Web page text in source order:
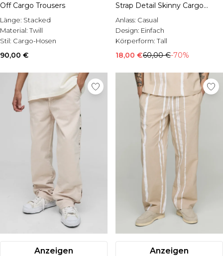
Off Cargo Trousers
Länge: Stacked
Material:Twill
Stil: Cargo-Hosen
90,00 €
Strap Detail Skinny Cargo
Trousers
Anlass: Casual
Design: Einfach
Körperform:Tall
18,00 €60,00 €-70%
Anzeigen Anzeigen